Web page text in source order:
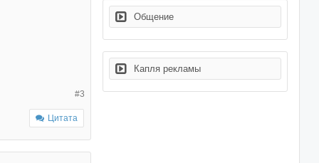
#3
Цитата
Общение
Капля рекламы